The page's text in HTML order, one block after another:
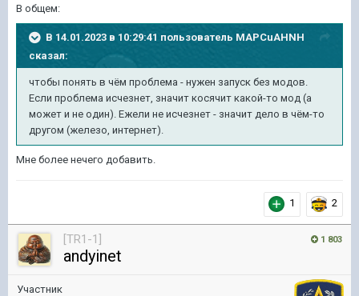
В общем:
В 14.01.2023 в 10:29:41 пользователь MAPCuAHNH
сказал:
чтобы понять в чём проблема - нужен запуск без модов.
Если проблема исчезнет, значит косячит какой-то мод (а
может и не один). Ежели не исчезнет - значит дело в чём-то
другом (железо, интернет).
Мне более нечего добавить.
1 2
1 803
[TR1-1]
andyinet
Участник